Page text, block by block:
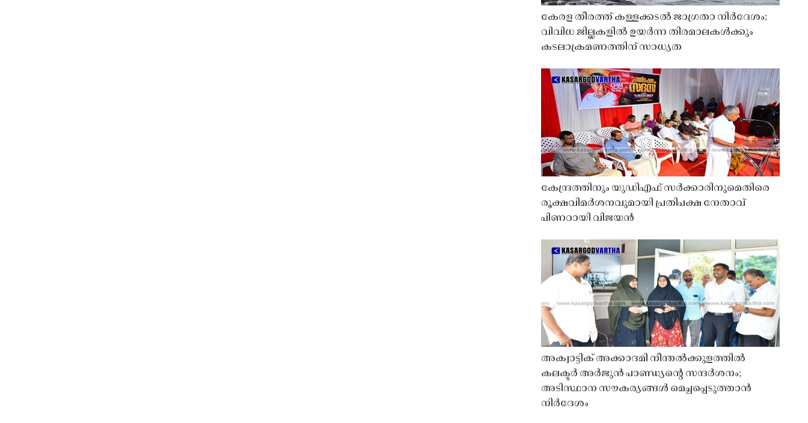
കേരള തീരത്ത് കള്ളക്കടൽ ജാഗ്രതാ നിർദേശം;
വിവിധ ജില്ലകളിൽ ഉയർന്ന തിരമാലകൾക്കും
കടലാക്രമണത്തിന് സാധ്യത
കേന്ദ്രത്തിനും യുഡിഎഫ് സർക്കാരിനുമെതിരെ
രൂക്ഷവിമർശനവുമായി പ്രതിപക്ഷ നേതാവ്
പിണറായി വിജയൻ
അക്വാട്ടിക് അക്കാദമി നീന്തൽക്കുളത്തിൽ
കലക്ടർ അർജുൻ പാണ്ഡ്യൻ്റെ സന്ദർശനം;
അടിസ്ഥാന സൗകര്യങ്ങൾ മെച്ചപ്പെടുത്താൻ
നിർദേശം